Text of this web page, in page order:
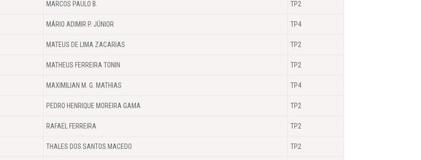
MARCOS PAULO B. TP2
MÁRIO ADIMIR P. JÚNIOR TP4
MATEUS DE LIMA ZACARIAS TP2
MATHEUS FERREIRA TONIN TP2
MAXIMILIAN M. G. MATHIAS TP4
PEDRO HENRIQUE MOREIRA GAMA TP2
RAFAEL FERREIRA TP2
THALES DOS SANTOS MACEDO TP2